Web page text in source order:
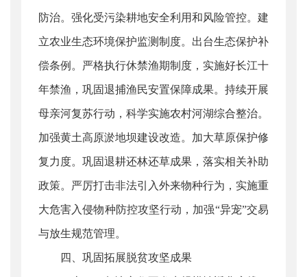
防治。强化受污染耕地安全利用和风险管控。建
立农业生态环境保护监测制度。出台生态保护补
偿条例。严格执行休禁渔期制度，实施好长江十
年禁渔，巩固退捕渔民安置保障成果。持续开展
母亲河复苏行动，科学实施农村河湖综合整治。
加强黄土高原淤地坝建设改造。加大草原保护修
复力度。巩固退耕还林还草成果，落实相关补助
政策。严厉打击非法引入外来物种行为，实施重
大危害入侵物种防控攻坚行动，加强“异宠”交易
与放生规范管理。
四、巩固拓展脱贫攻坚成果